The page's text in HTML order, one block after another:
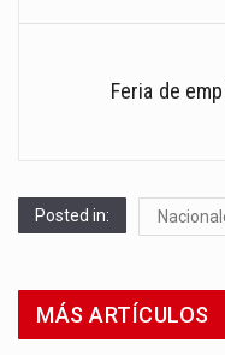
Feria de
Posted in:
MÁS ARTÍCULOS